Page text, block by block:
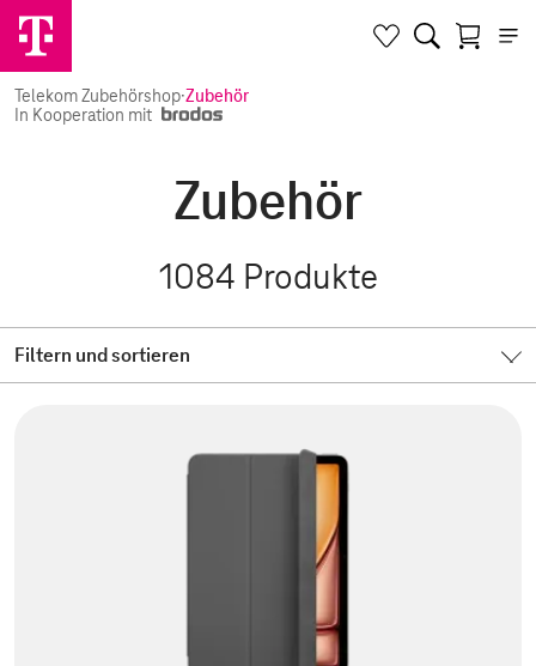
Telekom Zubehörshop·Zubehör
In Kooperation mit
Zubehör
1084 Produkte
Filtern und sortieren